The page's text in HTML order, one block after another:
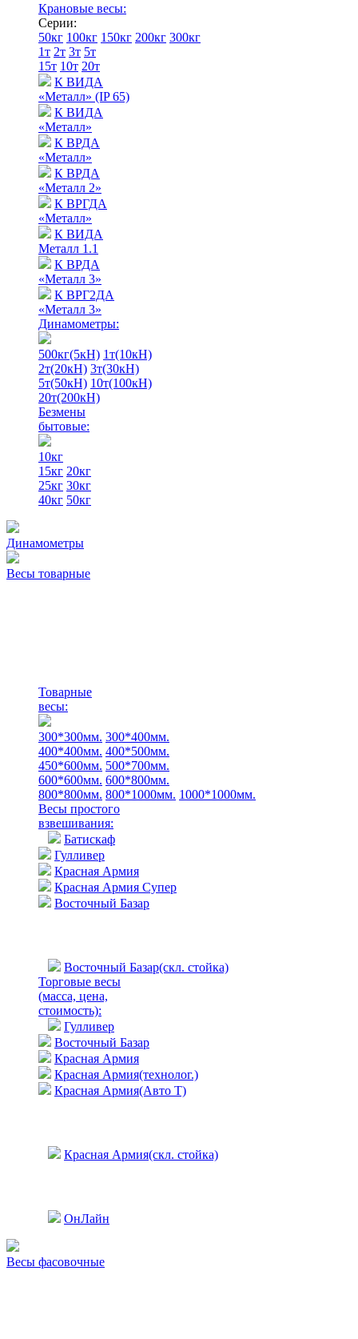
Крановые весы:
Серии:
50кг 100кг 150кг 200кг 300кг
1т 2т 3т 5т
15т 10т 20т
К ВИДА
«Металл» (IP 65)
К ВИДА
«Металл»
К ВРДА
«Металл»
К ВРДА
«Металл 2»
К ВРГДА
«Металл»
К ВИДА
Металл 1.1
К ВРДА
«Металл 3»
К ВРГ2ДА
«Металл 3»
Динамометры:
500кг(5кН) 1т(10кН)
2т(20кН) 3т(30кН)
5т(50кН) 10т(100кН)
20т(200кН)
Безмены
бытовые:
10кг
15кг 20кг
25кг 30кг
40кг 50кг
Динамометры
Весы товарные
Товарные
весы:
300*300мм. 300*400мм.
400*400мм. 400*500мм.
450*600мм. 500*700мм.
600*600мм. 600*800мм.
800*800мм. 800*1000мм. 1000*1000мм.
Весы простого
взвешивания:
Батискаф
Гулливер
Красная Армия
Красная Армия Супер
Восточный Базар
Восточный Базар(скл. стойка)
Торговые весы
(масса, цена,
стоимость):
Гулливер
Восточный Базар
Красная Армия
Красная Армия(технолог.)
Красная Армия(Авто Т)
Красная Армия(скл. стойка)
ОнЛайн
Весы фасовочные